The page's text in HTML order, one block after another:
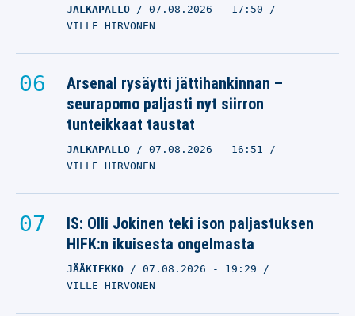
JALKAPALLO 07.08.2026 - 17:50
VILLE HIRVONEN
Arsenal rysäytti jättihankinnan –
seurapomo paljasti nyt siirron
tunteikkaat taustat
JALKAPALLO 07.08.2026 - 16:51
VILLE HIRVONEN
IS: Olli Jokinen teki ison paljastuksen
HIFK:n ikuisesta ongelmasta
JÄÄKIEKKO 07.08.2026 - 19:29
VILLE HIRVONEN